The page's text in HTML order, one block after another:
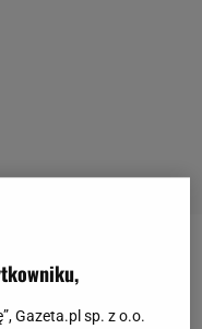
(Madonna
Gazeta.pl sp. z o.o.